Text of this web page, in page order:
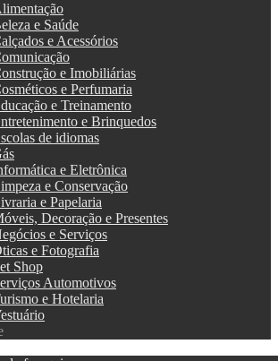
e Saúde
e Acessórios
e Imobiliárias
e Perfumaria
e Treinamento
e Brinquedos
de idiomas
e Eletrônica
e Conservação
e Papelaria
Decoração e Presentes
e Serviços
e Fotografia
Shop
Automotivos
e Hotelaria